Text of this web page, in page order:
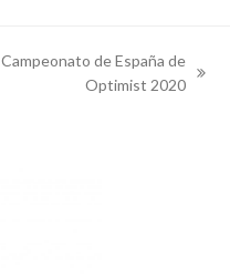
Campeonato de España de
Optimist 2020